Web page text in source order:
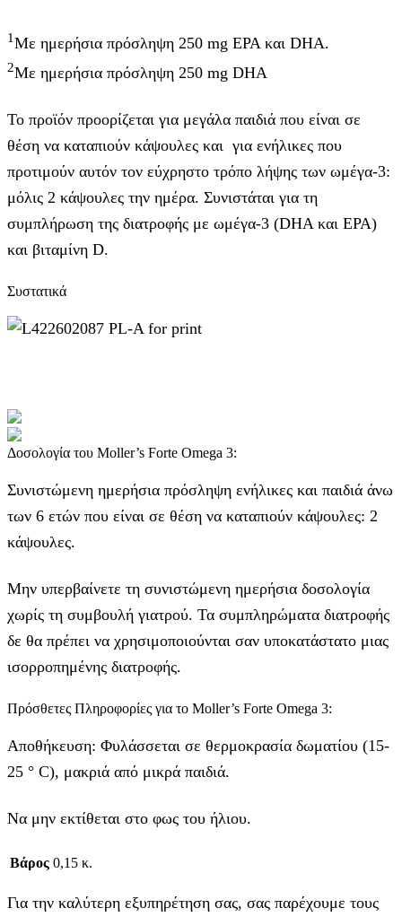
1Με ημερήσια πρόσληψη 250 mg ΕΡΑ και DHA.
2Με ημερήσια πρόσληψη 250 mg DHA
Το προϊόν προορίζεται για μεγάλα παιδιά που είναι σε
θέση να καταπιούν κάψουλες και για ενήλικες που
προτιμούν αυτόν τον εύχρηστο τρόπο λήψης των ωμέγα-3:
μόλις 2 κάψουλες την ημέρα. Συνιστάται για τη
συμπλήρωση της διατροφής με ωμέγα-3 (DHA και EPA)
και βιταμίνη D.
Συστατικά
Δοσολογία του Moller’s Forte Omega 3:
Συνιστώμενη ημερήσια πρόσληψη ενήλικες και παιδιά άνω
των 6 ετών που είναι σε θέση να καταπιούν κάψουλες: 2
κάψουλες.
Μην υπερβαίνετε τη συνιστώμενη ημερήσια δοσολογία
χωρίς τη συμβουλή γιατρού. Τα συμπληρώματα διατροφής
δε θα πρέπει να χρησιμοποιούνται σαν υποκατάστατο μιας
ισορροπημένης διατροφής.
Πρόσθετες Πληροφορίες για το Moller’s Forte Omega 3:
Αποθήκευση: Φυλάσσεται σε θερμοκρασία δωματίου (15-
25 ° C), μακριά από μικρά παιδιά.
Να μην εκτίθεται στο φως του ήλιου.
Βάρος 0,15 κ.
Για την καλύτερη εξυπηρέτηση σας, σας παρέχουμε τους